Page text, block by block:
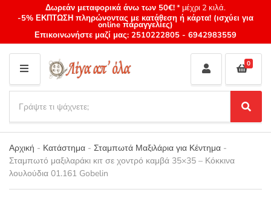
Δωρεάν μεταφορικά άνω των 50€!* μέχρι 2 κιλά.
-5% ΕΚΠΤΩΣΗ πληρώνοντας με κατάθεση ή κάρτα! (ισχύει για
online παραγγελίες)
Επικοινωνήστε μαζί μας: 2510222805 - 6942983559
M
E
N
U
Category
name
a
r
c
h
p
r
S
e
a
0
Αρχική - Κατάστημα - Σταμπωτά Μαξιλάρια για Κέντημα -
Σταμπωτό μαξιλαράκι κιτ σε χοντρό καμβά 35×35 – Κόκκινα
λουλούδια 01.161 Gobelin